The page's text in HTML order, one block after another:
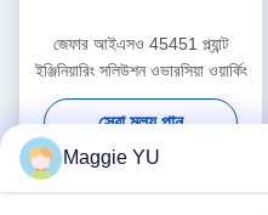
জেফার আইএসও 45451 প্ল্যান্ট
ইঞ্জিনিয়ারিং সলিউশন ওভারসিয়া ওয়ার্কিং
সেরা মূল্য পান
Maggie YU